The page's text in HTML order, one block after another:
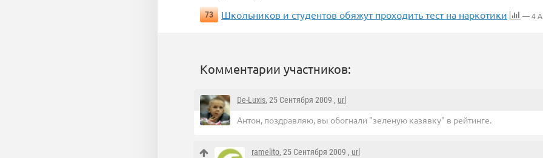
73 Школьников и студентов обяжут проходить тест на наркотики — 4
Комментарии участников:
De-Luxis, 25 Сентября 2009 , url
Антон, поздравляю, вы обогнали "зеленую казявку" в рейтинге.
ramelito, 25 Сентября 2009 , url